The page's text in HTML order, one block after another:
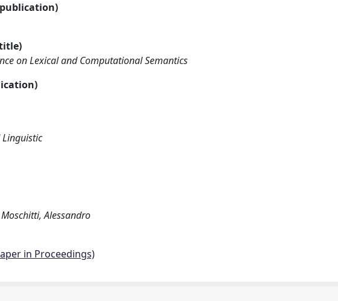
on Lexical and Computational Semantics
Linguistic
Alessandro
in Proceedings)